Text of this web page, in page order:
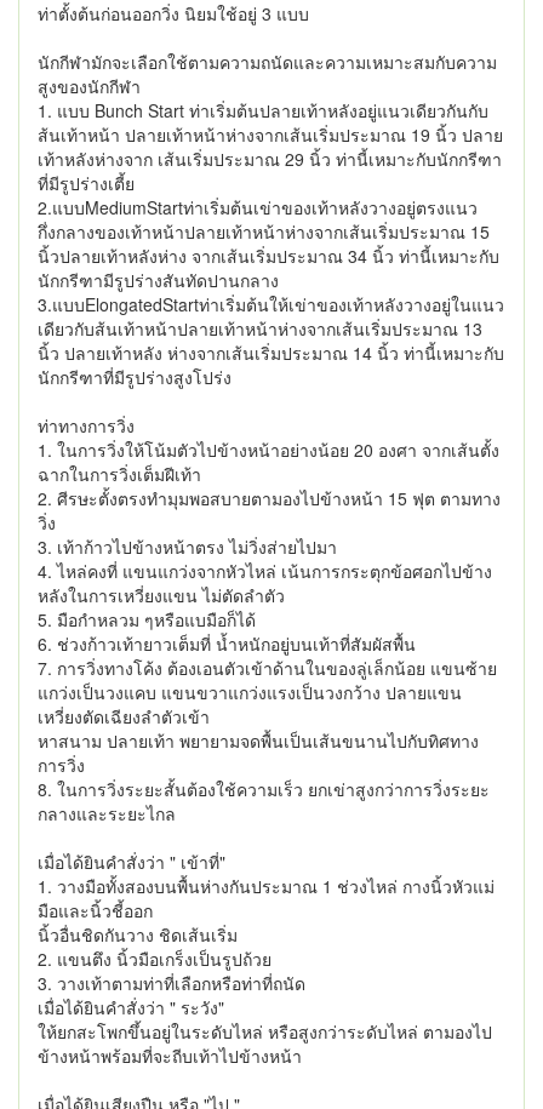
ท่าตั้งต้นก่อนออกวิ่ง นิยมใช้อยู่ 3 แบบ
นักกีฬามักจะเลือกใช้ตามความถนัดและความเหมาะสมกับความ
สูงของนักกีฬา
1. แบบ Bunch Start ท่าเริ่มต้นปลายเท้าหลังอยู่แนวเดียวกันกับ
ส้นเท้าหน้า ปลายเท้าหน้าห่างจากเส้นเริ่มประมาณ 19 นิ้ว ปลาย
เท้าหลังห่างจาก เส้นเริ่มประมาณ 29 นิ้ว ท่านี้เหมาะกับนักกรีฑา
ที่มีรูปร่างเตี้ย
2.แบบMediumStartท่าเริ่มต้นเข่าของเท้าหลังวางอยู่ตรงแนว
กึ่งกลางของเท้าหน้าปลายเท้าหน้าห่างจากเส้นเริ่มประมาณ 15
นิ้วปลายเท้าหลังห่าง จากเส้นเริ่มประมาณ 34 นิ้ว ท่านี้เหมาะกับ
นักกรีฑามีรูปร่างสันทัดปานกลาง
3.แบบElongatedStartท่าเริ่มต้นให้เข่าของเท้าหลังวางอยู่ในแนว
เดียวกับส้นเท้าหน้าปลายเท้าหน้าห่างจากเส้นเริ่มประมาณ 13
นิ้ว ปลายเท้าหลัง ห่างจากเส้นเริ่มประมาณ 14 นิ้ว ท่านี้เหมาะกับ
นักกรีฑาที่มีรูปร่างสูงโปร่ง
ท่าทางการวิ่ง
1. ในการวิ่งให้โน้มตัวไปข้างหน้าอย่างน้อย 20 องศา จากเส้นตั้ง
ฉากในการวิ่งเต็มฝีเท้า
2. ศีรษะตั้งตรงทำมุมพอสบายตามองไปข้างหน้า 15 ฟุต ตามทาง
วิ่ง
3. เท้าก้าวไปข้างหน้าตรง ไม่วิ่งส่ายไปมา
4. ไหล่คงที่ แขนแกว่งจากหัวไหล่ เน้นการกระตุกข้อศอกไปข้าง
หลังในการเหวี่ยงแขน ไม่ตัดลำตัว
5. มือกำหลวม ๆหรือแบมือก็ได้
6. ช่วงก้าวเท้ายาวเต็มที่ น้ำหนักอยู่บนเท้าที่สัมผัสพื้น
7. การวิ่งทางโค้ง ต้องเอนตัวเข้าด้านในของลู่เล็กน้อย แขนซ้าย
แกว่งเป็นวงแคบ แขนขวาแกว่งแรงเป็นวงกว้าง ปลายแขน
เหวี่ยงตัดเฉียงลำตัวเข้า
หาสนาม ปลายเท้า พยายามจดพื้นเป็นเส้นขนานไปกับทิศทาง
การวิ่ง
8. ในการวิ่งระยะสั้นต้องใช้ความเร็ว ยกเข่าสูงกว่าการวิ่งระยะ
กลางและระยะไกล
เมื่อได้ยินคำสั่งว่า " เข้าที่"
1. วางมือทั้งสองบนพื้นห่างกันประมาณ 1 ช่วงไหล่ กางนิ้วหัวแม่
มือและนิ้วชี้ออก
นิ้วอื่นชิดกันวาง ชิดเส้นเริ่ม
2. แขนตึง นิ้วมือเกร็งเป็นรูปถ้วย
3. วางเท้าตามท่าที่เลือกหรือท่าที่ถนัด
เมื่อได้ยินคำสั่งว่า " ระวัง"
ให้ยกสะโพกขึ้นอยู่ในระดับไหล่ หรือสูงกว่าระดับไหล่ ตามองไป
ข้างหน้าพร้อมที่จะถีบเท้าไปข้างหน้า
เมื่อได้ยินเสียงปืน หรือ "ไป "